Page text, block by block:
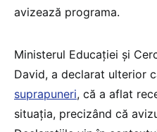
avizează programa.
Ministerul Educației și
David, a declarat ulterior
suprapuneri, că a aflat
situația, precizând că